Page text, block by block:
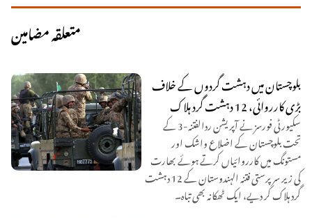
متعلقہ مضامین
بلوچستان میں دہشت گردوں کے خلاف
بڑی کارروائی، 12 دہشت گرد ہلاک
سکیورٹی فورسز نے آپریشن ردالفتنہ-3 کے
تحت بلوچستان کے اضلاع واشک اور
مستونگ میں کارروائیاں کرتے ہوئے بھارت
کی زیر سرپرستی فتنہ الہندوستان کے 12 دہشت
گرد ہلاک کر دیے، ایک ٹھکانہ بھی تباہ۔